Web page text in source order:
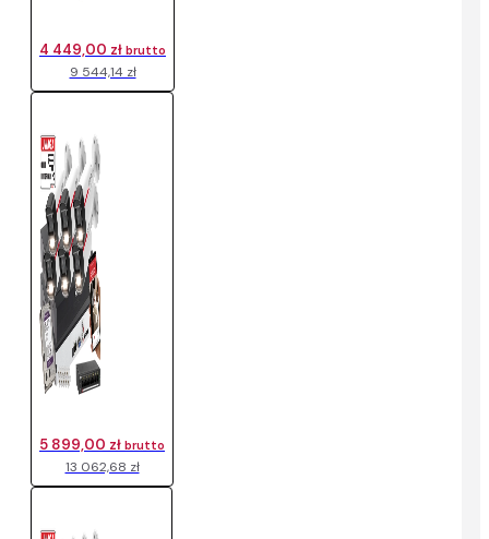
9 544,14 zł
4 449,00 zł brutto
13 062,68 zł
5 899,00 zł brutto